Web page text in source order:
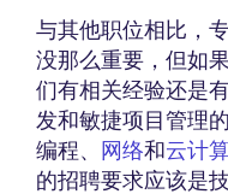
与其他职位相比，
没那么重要，但如
们有相关经验还是
发和敏捷项目管理
编程、 网络和云计
的招聘要求应该是